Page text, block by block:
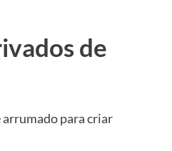
de
arrumado para criar